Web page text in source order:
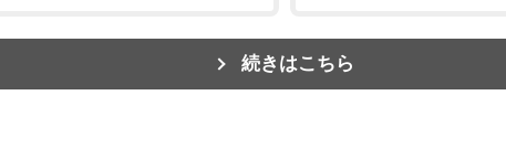
続きはこちら